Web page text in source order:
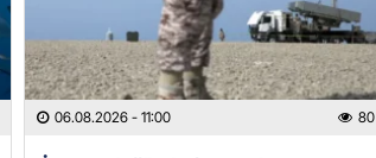
06.08.2026 - 11:00 80